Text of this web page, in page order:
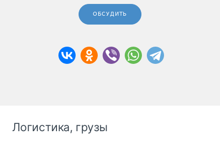
ОБСУДИТЬ
Логистика, грузы